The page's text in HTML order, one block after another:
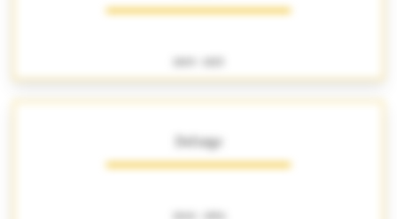
Deforge